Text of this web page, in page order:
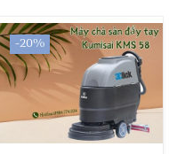
-20%